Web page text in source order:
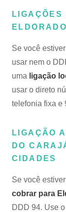
LIGAÇÕES
Se você
usar nem o
uma ligação
usar o direto
telefonia fixa e
LIGAÇÃO
DO
CIDADES
Se você
cobrar para
DDD 94. Use